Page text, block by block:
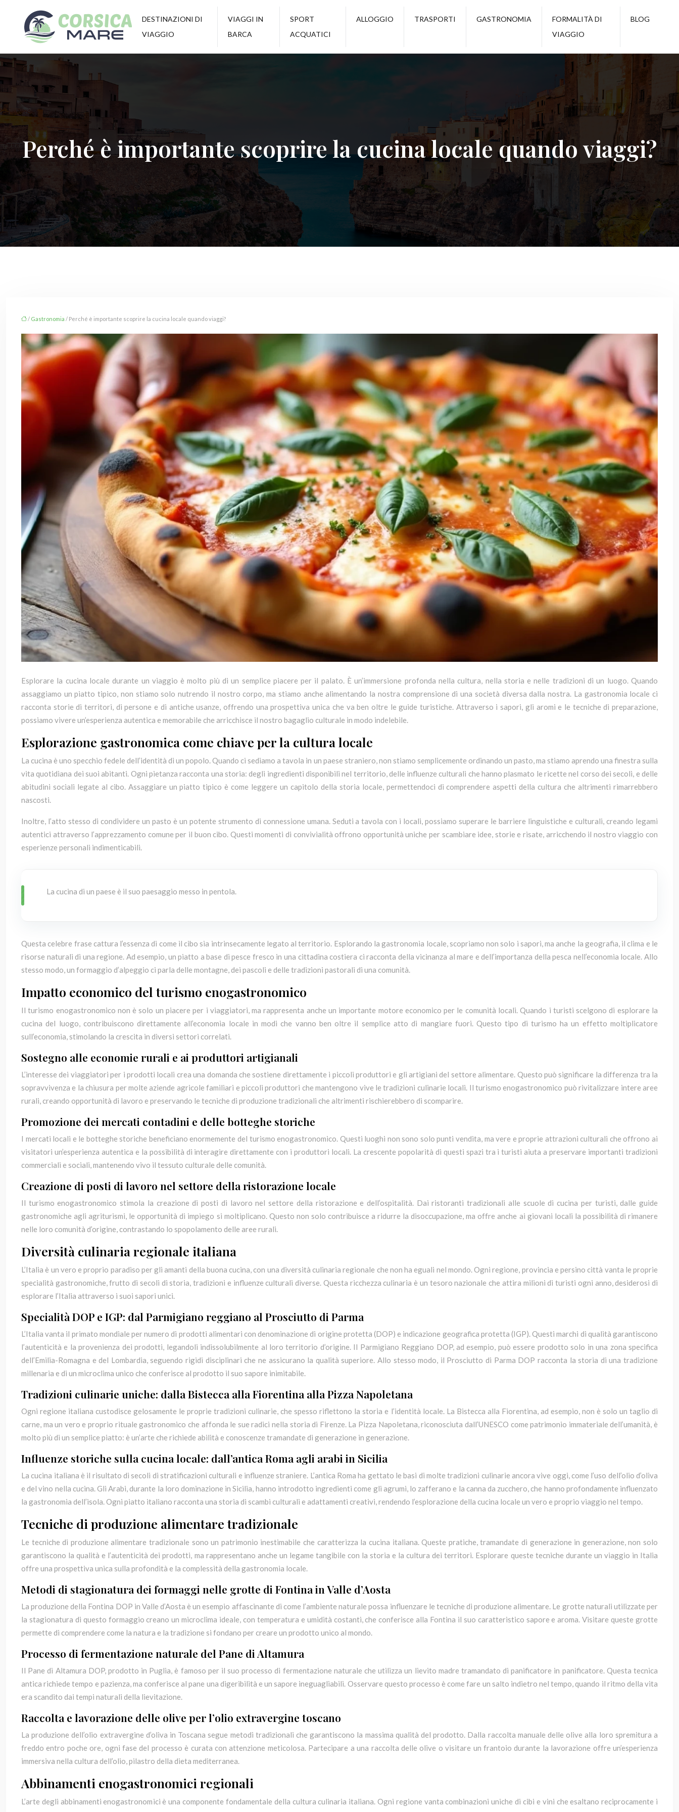
DESTINAZIONI DI
VIAGGIO
VIAGGI IN
BARCA
SPORT
ACQUATICI
ALLOGGIO TRASPORTI GASTRONOMIA
FORMALITÀ DI
VIAGGIO
BLOG
Perché è importante scoprire la cucina locale quando viaggi?
/ Gastronomia / Perché è importante scoprire la cucina locale quando viaggi?
Esplorare la cucina locale durante un viaggio è molto più di un semplice piacere per il palato. È un’immersione profonda nella cultura, nella storia e nelle tradizioni di un luogo. Quando
assaggiamo un piatto tipico, non stiamo solo nutrendo il nostro corpo, ma stiamo anche alimentando la nostra comprensione di una società diversa dalla nostra. La gastronomia locale ci
racconta storie di territori, di persone e di antiche usanze, offrendo una prospettiva unica che va ben oltre le guide turistiche. Attraverso i sapori, gli aromi e le tecniche di preparazione,
possiamo vivere un’esperienza autentica e memorabile che arricchisce il nostro bagaglio culturale in modo indelebile.
Esplorazione gastronomica come chiave per la cultura locale
La cucina è uno specchio fedele dell’identità di un popolo. Quando ci sediamo a tavola in un paese straniero, non stiamo semplicemente ordinando un pasto, ma stiamo aprendo una finestra sulla
vita quotidiana dei suoi abitanti. Ogni pietanza racconta una storia: degli ingredienti disponibili nel territorio, delle influenze culturali che hanno plasmato le ricette nel corso dei secoli, e delle
abitudini sociali legate al cibo. Assaggiare un piatto tipico è come leggere un capitolo della storia locale, permettendoci di comprendere aspetti della cultura che altrimenti rimarrebbero
nascosti.
Inoltre, l’atto stesso di condividere un pasto è un potente strumento di connessione umana. Seduti a tavola con i locali, possiamo superare le barriere linguistiche e culturali, creando legami
autentici attraverso l’apprezzamento comune per il buon cibo. Questi momenti di convivialità offrono opportunità uniche per scambiare idee, storie e risate, arricchendo il nostro viaggio con
esperienze personali indimenticabili.
La cucina di un paese è il suo paesaggio messo in pentola.
Questa celebre frase cattura l’essenza di come il cibo sia intrinsecamente legato al territorio. Esplorando la gastronomia locale, scopriamo non solo i sapori, ma anche la geografia, il clima e le
risorse naturali di una regione. Ad esempio, un piatto a base di pesce fresco in una cittadina costiera ci racconta della vicinanza al mare e dell’importanza della pesca nell’economia locale. Allo
stesso modo, un formaggio d’alpeggio ci parla delle montagne, dei pascoli e delle tradizioni pastorali di una comunità.
Impatto economico del turismo enogastronomico
Il turismo enogastronomico non è solo un piacere per i viaggiatori, ma rappresenta anche un importante motore economico per le comunità locali. Quando i turisti scelgono di esplorare la
cucina del luogo, contribuiscono direttamente all’economia locale in modi che vanno ben oltre il semplice atto di mangiare fuori. Questo tipo di turismo ha un effetto moltiplicatore
sull’economia, stimolando la crescita in diversi settori correlati.
Sostegno alle economie rurali e ai produttori artigianali
L’interesse dei viaggiatori per i prodotti locali crea una domanda che sostiene direttamente i piccoli produttori e gli artigiani del settore alimentare. Questo può significare la differenza tra la
sopravvivenza e la chiusura per molte aziende agricole familiari e piccoli produttori che mantengono vive le tradizioni culinarie locali. Il turismo enogastronomico può rivitalizzare intere aree
rurali, creando opportunità di lavoro e preservando le tecniche di produzione tradizionali che altrimenti rischierebbero di scomparire.
Promozione dei mercati contadini e delle botteghe storiche
I mercati locali e le botteghe storiche beneficiano enormemente del turismo enogastronomico. Questi luoghi non sono solo punti vendita, ma vere e proprie attrazioni culturali che offrono ai
visitatori un’esperienza autentica e la possibilità di interagire direttamente con i produttori locali. La crescente popolarità di questi spazi tra i turisti aiuta a preservare importanti tradizioni
commerciali e sociali, mantenendo vivo il tessuto culturale delle comunità.
Creazione di posti di lavoro nel settore della ristorazione locale
Il turismo enogastronomico stimola la creazione di posti di lavoro nel settore della ristorazione e dell’ospitalità. Dai ristoranti tradizionali alle scuole di cucina per turisti, dalle guide
gastronomiche agli agriturismi, le opportunità di impiego si moltiplicano. Questo non solo contribuisce a ridurre la disoccupazione, ma offre anche ai giovani locali la possibilità di rimanere
nelle loro comunità d’origine, contrastando lo spopolamento delle aree rurali.
Diversità culinaria regionale italiana
L’Italia è un vero e proprio paradiso per gli amanti della buona cucina, con una diversità culinaria regionale che non ha eguali nel mondo. Ogni regione, provincia e persino città vanta le proprie
specialità gastronomiche, frutto di secoli di storia, tradizioni e influenze culturali diverse. Questa ricchezza culinaria è un tesoro nazionale che attira milioni di turisti ogni anno, desiderosi di
esplorare l’Italia attraverso i suoi sapori unici.
Specialità DOP e IGP: dal Parmigiano reggiano al Prosciutto di Parma
L’Italia vanta il primato mondiale per numero di prodotti alimentari con denominazione di origine protetta (DOP) e indicazione geografica protetta (IGP). Questi marchi di qualità garantiscono
l’autenticità e la provenienza dei prodotti, legandoli indissolubilmente al loro territorio d’origine. Il Parmigiano Reggiano DOP, ad esempio, può essere prodotto solo in una zona specifica
dell’Emilia-Romagna e del Lombardia, seguendo rigidi disciplinari che ne assicurano la qualità superiore. Allo stesso modo, il Prosciutto di Parma DOP racconta la storia di una tradizione
millenaria e di un microclima unico che conferisce al prodotto il suo sapore inimitabile.
Tradizioni culinarie uniche: dalla Bistecca alla Fiorentina alla Pizza Napoletana
Ogni regione italiana custodisce gelosamente le proprie tradizioni culinarie, che spesso riflettono la storia e l’identità locale. La Bistecca alla Fiorentina, ad esempio, non è solo un taglio di
carne, ma un vero e proprio rituale gastronomico che affonda le sue radici nella storia di Firenze. La Pizza Napoletana, riconosciuta dall’UNESCO come patrimonio immateriale dell’umanità, è
molto più di un semplice piatto: è un’arte che richiede abilità e conoscenze tramandate di generazione in generazione.
Influenze storiche sulla cucina locale: dall’antica Roma agli arabi in Sicilia
La cucina italiana è il risultato di secoli di stratificazioni culturali e influenze straniere. L’antica Roma ha gettato le basi di molte tradizioni culinarie ancora vive oggi, come l’uso dell’olio d’oliva
e del vino nella cucina. Gli Arabi, durante la loro dominazione in Sicilia, hanno introdotto ingredienti come gli agrumi, lo zafferano e la canna da zucchero, che hanno profondamente influenzato
la gastronomia dell’isola. Ogni piatto italiano racconta una storia di scambi culturali e adattamenti creativi, rendendo l’esplorazione della cucina locale un vero e proprio viaggio nel tempo.
Tecniche di produzione alimentare tradizionale
Le tecniche di produzione alimentare tradizionale sono un patrimonio inestimabile che caratterizza la cucina italiana. Queste pratiche, tramandate di generazione in generazione, non solo
garantiscono la qualità e l’autenticità dei prodotti, ma rappresentano anche un legame tangibile con la storia e la cultura dei territori. Esplorare queste tecniche durante un viaggio in Italia
offre una prospettiva unica sulla profondità e la complessità della gastronomia locale.
Metodi di stagionatura dei formaggi nelle grotte di Fontina in Valle d’Aosta
La produzione della Fontina DOP in Valle d’Aosta è un esempio affascinante di come l’ambiente naturale possa influenzare le tecniche di produzione alimentare. Le grotte naturali utilizzate per
la stagionatura di questo formaggio creano un microclima ideale, con temperatura e umidità costanti, che conferisce alla Fontina il suo caratteristico sapore e aroma. Visitare queste grotte
permette di comprendere come la natura e la tradizione si fondano per creare un prodotto unico al mondo.
Processo di fermentazione naturale del Pane di Altamura
Il Pane di Altamura DOP, prodotto in Puglia, è famoso per il suo processo di fermentazione naturale che utilizza un lievito madre tramandato di panificatore in panificatore. Questa tecnica
antica richiede tempo e pazienza, ma conferisce al pane una digeribilità e un sapore ineguagliabili. Osservare questo processo è come fare un salto indietro nel tempo, quando il ritmo della vita
era scandito dai tempi naturali della lievitazione.
Raccolta e lavorazione delle olive per l’olio extravergine toscano
La produzione dell’olio extravergine d’oliva in Toscana segue metodi tradizionali che garantiscono la massima qualità del prodotto. Dalla raccolta manuale delle olive alla loro spremitura a
freddo entro poche ore, ogni fase del processo è curata con attenzione meticolosa. Partecipare a una raccolta delle olive o visitare un frantoio durante la lavorazione offre un’esperienza
immersiva nella cultura dell’olio, pilastro della dieta mediterranea.
Abbinamenti enogastronomici regionali
L’arte degli abbinamenti enogastronomici è una componente fondamentale della cultura culinaria italiana. Ogni regione vanta combinazioni uniche di cibi e vini che esaltano reciprocamente i